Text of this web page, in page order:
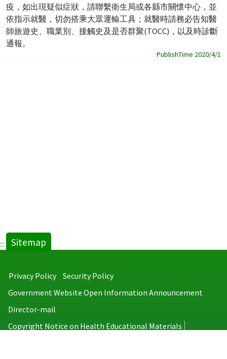
疫，如出現疑似症狀，請聯繫衛生局或各縣市關懷中心，並
依指示就醫，切勿搭乘大眾運輸工具；就醫時請務必告知醫
師旅遊史、職業別、接觸史及是否群聚(TOCC)，以及時診斷
通報。
PublishTime 2020/4/1
::: Sitemap
Privacy Policy
Security Policy
Government Website Open Information Announcement
Director-mail
Copyright Notice on Health Educational Materials